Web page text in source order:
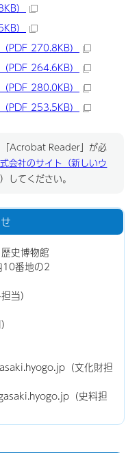
）
）
PDF 270.8KB）
PDF 264.6KB）
PDF 280.0KB）
PDF 253.5KB）
「Acrobat Reader」が必
会社のサイト（新しいウ
してください。
史博物館
番地の2
当）
（文化財担
（史料担